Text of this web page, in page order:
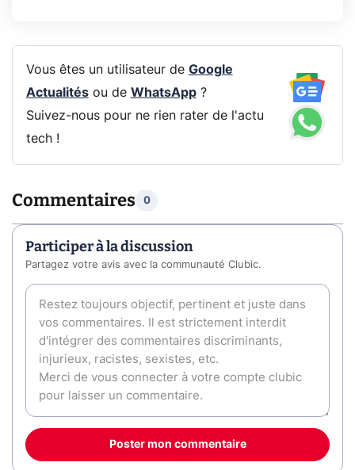
Vous êtes un utilisateur de Google
Actualitésou de WhatsApp?
Suivez-nous pour ne rien rater de l'actu
tech !
Commentaires 0
Participer à la discussion
Partagez votre avis avec la communauté Clubic.
Poster mon commentaire